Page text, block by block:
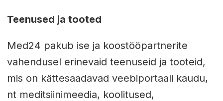
Teenused ja tooted
Med24 pakub ise ja koostööpartnerite
vahendusel erinevaid teenuseid ja tooteid,
mis on kättesaadavad veebiportaali kaudu,
nt meditsiinimeedia, koolitused,